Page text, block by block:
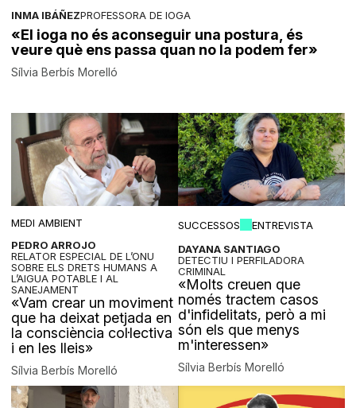
INMA IBÁÑEZPROFESSORA DE IOGA
«El ioga no és aconseguir una postura, és
veure què ens passa quan no la podem fer»
Sílvia Berbís Morelló
MEDI AMBIENT
PEDRO ARROJO
RELATOR ESPECIAL DE L’ONU
SOBRE ELS DRETS HUMANS A
L’AIGUA POTABLE I AL
SANEJAMENT
«Vam crear un moviment
que ha deixat petjada en
la consciència col·lectiva
i en les lleis»
Sílvia Berbís Morelló
SUCCESSOS
ENTREVISTA
DAYANA SANTIAGO
DETECTIU I PERFILADORA
CRIMINAL
«Molts creuen que
només tractem casos
d'infidelitats, però a mi
són els que menys
m'interessen»
Sílvia Berbís Morelló